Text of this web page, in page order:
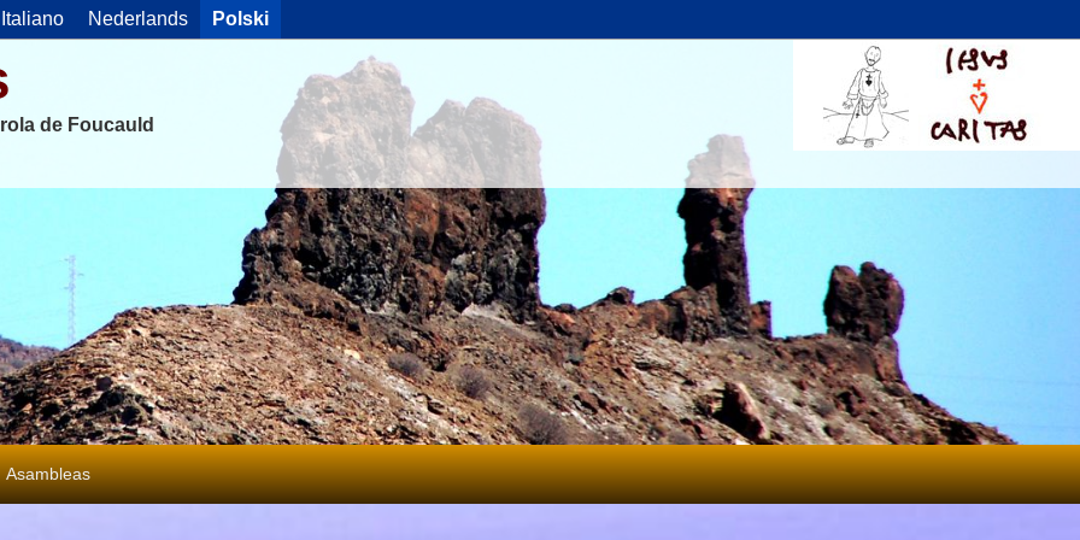
Italiano Nederlands Polski
de Foucauld
Asambleas